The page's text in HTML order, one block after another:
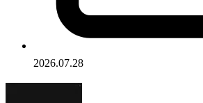
2026.07.28